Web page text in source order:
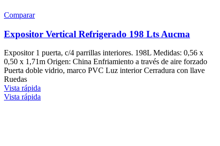
Comparar
Expositor Vertical Refrigerado 198 Lts Aucma
Expositor 1 puerta, c/4 parrillas interiores. 198L Medidas: 0,56 x
0,50 x 1,71m Origen: China Enfriamiento a través de aire forzado
Puerta doble vidrio, marco PVC Luz interior Cerradura con llave
Ruedas
Vista rápida
Vista rápida